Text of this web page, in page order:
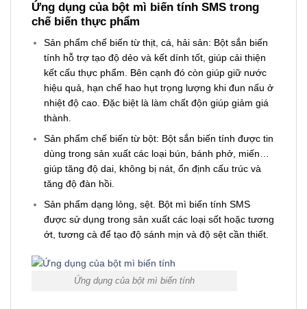
Ứng dụng của bột mì biến tính SMS trong
chế biến thực phẩm
Sản phẩm chế biến từ thịt, cá, hải sản: Bột sắn biến
tính hỗ trợ tạo độ dẻo và kết dính tốt, giúp cải thiện
kết cấu thực phẩm. Bên cạnh đó còn giúp giữ nước
hiệu quả, hạn chế hao hụt trọng lượng khi đun nấu ở
nhiệt độ cao. Đặc biệt là làm chất độn giúp giảm giá
thành.
Sản phẩm chế biến từ bột: Bột sắn biến tính được tin
dùng trong sản xuất các loại bún, bánh phở, miến…
giúp tăng độ dai, không bị nát, ổn định cấu trúc và
tăng độ đàn hồi.
Sản phẩm dạng lỏng, sệt. Bột mì biến tính SMS
được sử dụng trong sản xuất các loại sốt hoặc tương
ớt, tương cà để tạo độ sánh mịn và độ sệt cần thiết.
Ứng dụng của bột mì biến tính